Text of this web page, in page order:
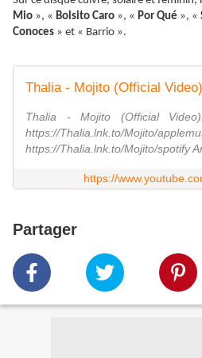
Mio », « Bolsito Caro », « Por Qué », «
Conoces » et « Barrio ».
Thalia - Mojito (Official Video)
Thalia - Mojito (Official
https://Thalia.lnk.to/
https://Thalia.lnk.to/Mojito/spotify
https://
Partager